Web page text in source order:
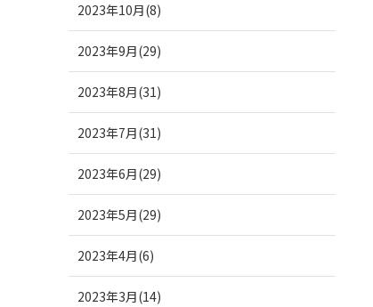
2023年10月(8)
2023年9月(29)
2023年8月(31)
2023年7月(31)
2023年6月(29)
2023年5月(29)
2023年4月(6)
2023年3月(14)